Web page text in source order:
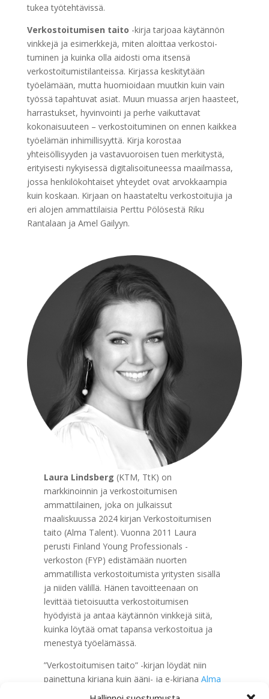
tukea työtehtävissä.
Verkostoitumisen taito -kirja tarjoaa käytännön
vinkkejä ja esimerkkejä, miten aloittaa verkostoi-
tuminen ja kuinka olla aidosti oma itsensä
verkostoitumistilanteissa. Kirjassa keskitytään
työelämään, mutta huomioidaan muutkin kuin vain
työssä tapahtuvat asiat. Muun muassa arjen haasteet,
harrastukset, hyvinvointi ja perhe vaikuttavat
kokonaisuuteen – verkostoituminen on ennen kaikkea
työelämän inhimillisyyttä. Kirja korostaa
yhteisöllisyyden ja vastavuoroisen tuen merkitystä,
erityisesti nykyisessä digitalisoituneessa maailmassa,
jossa henkilökohtaiset yhteydet ovat arvokkaampia
kuin koskaan. Kirjaan on haastateltu verkostoitujia ja
eri alojen ammattilaisia Perttu Pölösestä Riku
Rantalaan ja Amel Gailyyn.
Laura Lindsberg (KTM, TtK) on
markkinoinnin ja verkostoitumisen
ammattilainen, joka on julkaissut
maaliskuussa 2024 kirjan Verkostoitumisen
taito (Alma Talent). Vuonna 2011 Laura
perusti Finland Young Professionals -
verkoston (FYP) edistämään nuorten
ammatillista verkostoitumista yritysten sisällä
ja niiden välillä. Hänen tavoitteenaan on
levittää tietoisuutta verkostoitumisen
hyödyistä ja antaa käytännön vinkkejä siitä,
kuinka löytää omat tapansa verkostoitua ja
menestyä työelämässä.
”Verkostoitumisen taito” -kirjan löydät niin
painettuna kirjana kuin ääni- ja e-kirjanaAlma
Talentin verkkokaupasta
. Lauran kanssa voi